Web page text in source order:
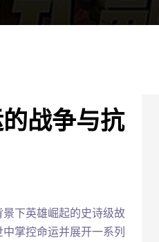
战争与抗
下英雄崛起的史诗级故
掌控命运并展开一系列